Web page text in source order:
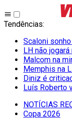
Tendências:
Scaloni
LH não
Malcom na
Memphis na
Diniz é
Luís Roberto
NOTÍCIAS
Copa 2026